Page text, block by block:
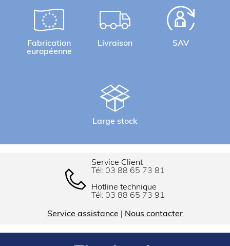
Fabrication
européenne
Livraison SAV
Large stock
Service Client
Tél: 03 88 65 73 81
Hotline technique
Tél: 03 88 65 73 91
Service assistance Nous contacter